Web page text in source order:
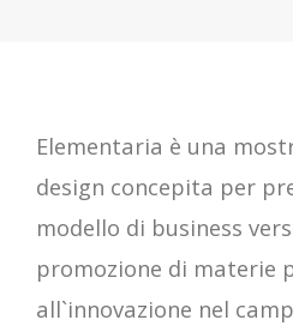
Elementaria è una
design concepita per
modello di business
promozione di materie
all`innovazione nel